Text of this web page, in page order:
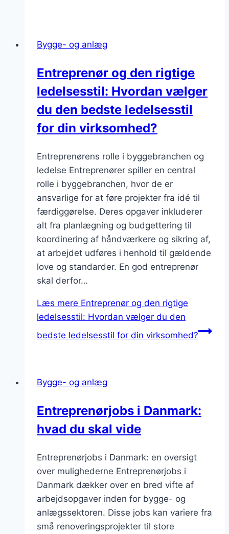
Bygge- og anlæg
Entreprenør og den rigtige
ledelsesstil: Hvordan vælger
du den bedste ledelsesstil
for din virksomhed?
Entreprenørens rolle i byggebranchen og
ledelse Entreprenører spiller en central
rolle i byggebranchen, hvor de er
ansvarlige for at føre projekter fra idé til
færdiggørelse. Deres opgaver inkluderer
alt fra planlægning og budgettering til
koordinering af håndværkere og sikring af,
at arbejdet udføres i henhold til gældende
love og standarder. En god entreprenør
skal derfor…
Læs mere Entreprenør og den rigtige
ledelsesstil: Hvordan vælger du den
bedste ledelsesstil for din virksomhed?
Bygge- og anlæg
Entreprenørjobs i Danmark:
hvad du skal vide
Entreprenørjobs i Danmark: en oversigt
over mulighederne Entreprenørjobs i
Danmark dækker over en bred vifte af
arbejdsopgaver inden for bygge- og
anlægssektoren. Disse jobs kan variere fra
små renoveringsprojekter til store